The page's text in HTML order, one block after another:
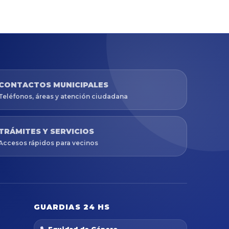
MUNICIPALES
áreas y atención ciudadana
Y SERVICIOS
rápidos para vecinos
GUARDIAS 24 HS